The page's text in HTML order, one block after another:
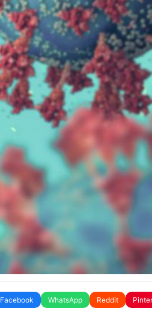
Facebook WhatsApp Reddit